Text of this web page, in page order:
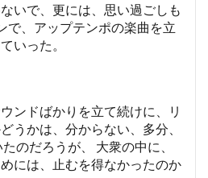
いで、更には、思い過ごしも
で、アップテンポの楽曲を立
いった。
ンドばかりを立て続けに、リ
うかは、分からない、多分、
のだろうが、 大衆の中に、
には、止むを得なかったのか